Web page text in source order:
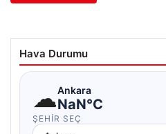
Hava Durumu
☁Ankara
NaN°C
ŞEHIR SEÇ